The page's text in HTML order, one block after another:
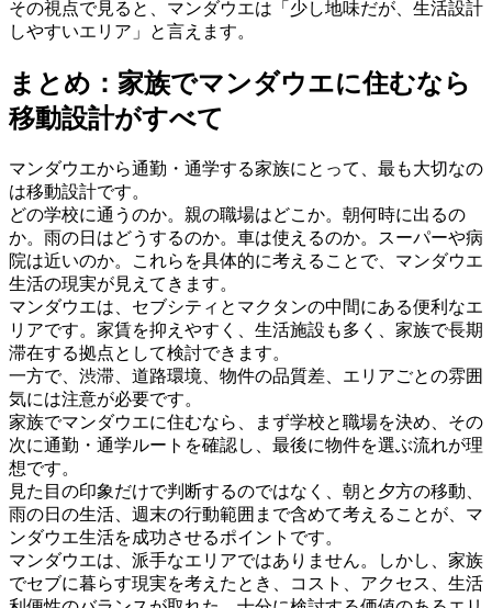
その視点で見ると、マンダウエは「少し地味だが、生活設計
しやすいエリア」と言えます。
まとめ：家族でマンダウエに住むなら
移動設計がすべて
マンダウエから通勤・通学する家族にとって、最も大切なの
は移動設計です。
どの学校に通うのか。親の職場はどこか。朝何時に出るの
か。雨の日はどうするのか。車は使えるのか。スーパーや病
院は近いのか。これらを具体的に考えることで、マンダウエ
生活の現実が見えてきます。
マンダウエは、セブシティとマクタンの中間にある便利なエ
リアです。家賃を抑えやすく、生活施設も多く、家族で長期
滞在する拠点として検討できます。
一方で、渋滞、道路環境、物件の品質差、エリアごとの雰囲
気には注意が必要です。
家族でマンダウエに住むなら、まず学校と職場を決め、その
次に通勤・通学ルートを確認し、最後に物件を選ぶ流れが理
想です。
見た目の印象だけで判断するのではなく、朝と夕方の移動、
雨の日の生活、週末の行動範囲まで含めて考えることが、マ
ンダウエ生活を成功させるポイントです。
マンダウエは、派手なエリアではありません。しかし、家族
でセブに暮らす現実を考えたとき、コスト、アクセス、生活